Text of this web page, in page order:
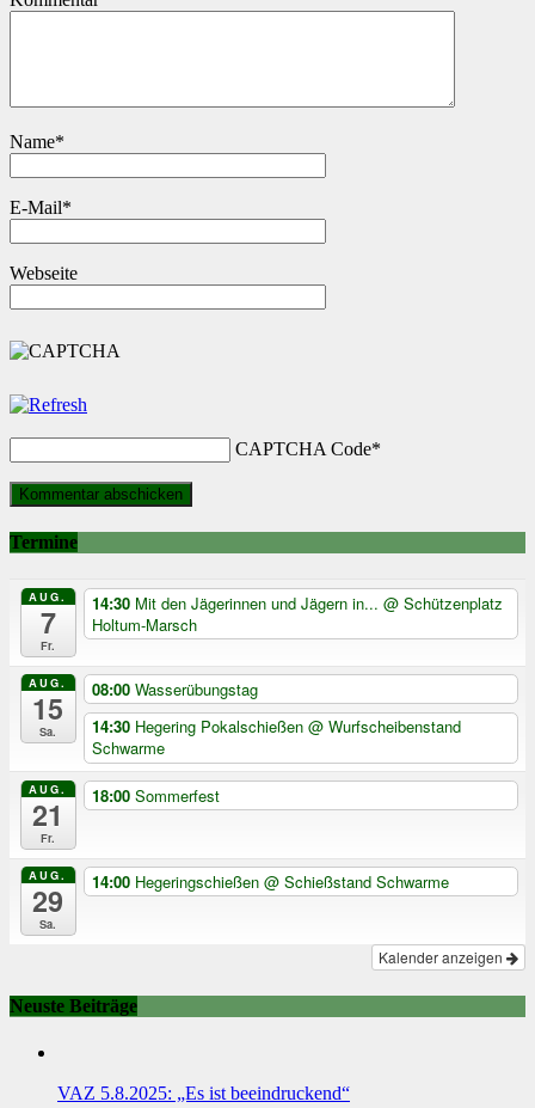
Name*
E-Mail*
Webseite
CAPTCHA Code*
Termine
AUG.
7
Fr.
14:30 Mit den Jägerinnen und Jägern in... @ Schützenplatz
Holtum-Marsch
AUG.
15
Sa.
08:00 Wasserübungstag
14:30 Hegering Pokalschießen @ Wurfscheibenstand
Schwarme
AUG.
21
Fr.
18:00 Sommerfest
AUG.
29
Sa.
14:00 Hegeringschießen @ Schießstand Schwarme
Kalender anzeigen
Neuste Beiträge
VAZ 5.8.2025: „Es ist beeindruckend“